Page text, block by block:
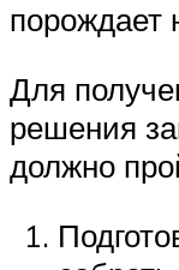
порождает
Для
решения
должно